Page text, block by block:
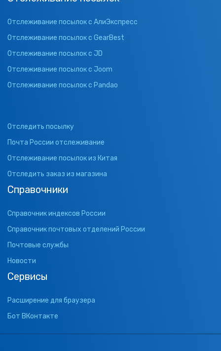
Отслеживание посылок с АлиЭкспресс
Отслеживание посылок с GearBest
Отслеживание посылок с JD
Отслеживание посылок с Joom
Отслеживание посылок с Pandao
Отследить посылку
Почта России отслеживание
Отслеживание посылок из Китая
Отследить заказ из магазина
Справочники
Справочник индексов России
Справочник почтовых отделений России
Почтовые службы
Новости
Сервисы
Расширение для браузера
Бот ВКонтакте